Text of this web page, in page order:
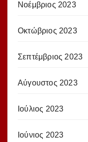
Νοέμβριος 2023
Οκτώβριος 2023
Σεπτέμβριος 2023
Αύγουστος 2023
Ιούλιος 2023
Ιούνιος 2023